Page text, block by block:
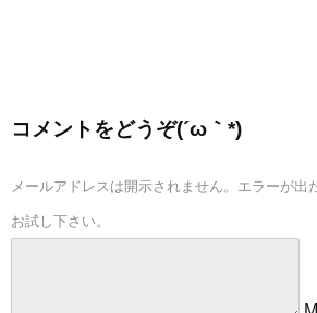
コメントをどうぞ(´ω｀*)
メールアドレスは開示されません。エラーが出
お試し下さい。